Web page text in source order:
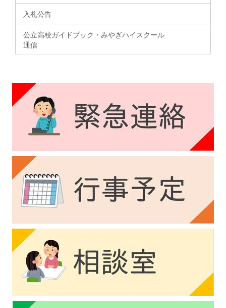
入札公告
公立高校ガイドブック・みやぎハイスクール
通信